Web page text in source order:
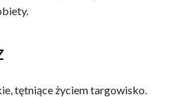
tętniące życiem targowisko.